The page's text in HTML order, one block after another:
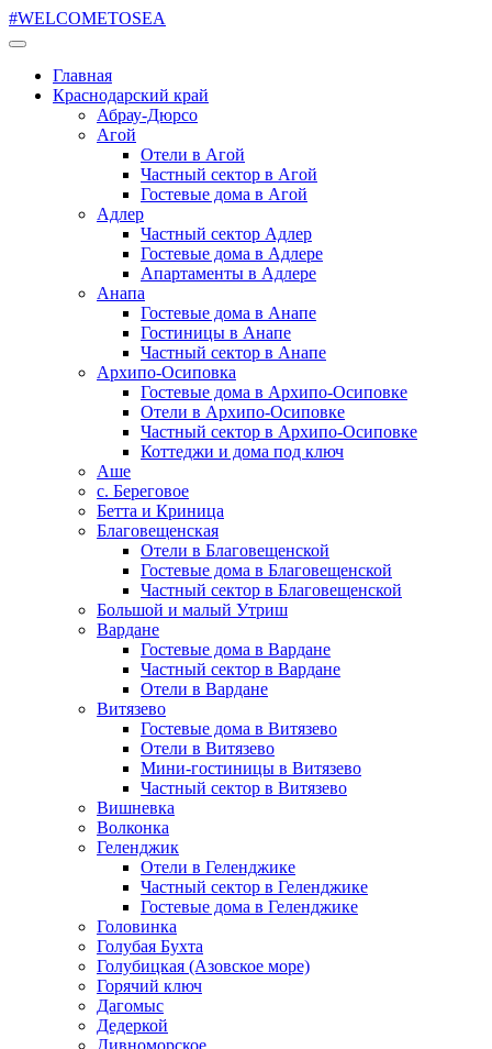
#WELCOMETOSEA
Главная
Краснодарский край
Абрау-Дюрсо
Агой
Отели в Агой
Частный сектор в Агой
Гостевые дома в Агой
Адлер
Частный сектор Адлер
Гостевые дома в Адлере
Апартаменты в Адлере
Анапа
Гостевые дома в Анапе
Гостиницы в Анапе
Частный сектор в Анапе
Архипо-Осиповка
Гостевые дома в Архипо-Осиповке
Отели в Архипо-Осиповке
Частный сектор в Архипо-Осиповке
Коттеджи и дома под ключ
Аше
с. Береговое
Бетта и Криница
Благовещенская
Отели в Благовещенской
Гостевые дома в Благовещенской
Частный сектор в Благовещенской
Большой и малый Утриш
Вардане
Гостевые дома в Вардане
Частный сектор в Вардане
Отели в Вардане
Витязево
Гостевые дома в Витязево
Отели в Витязево
Мини-гостиницы в Витязево
Частный сектор в Витязево
Вишневка
Волконка
Геленджик
Отели в Геленджике
Частный сектор в Геленджике
Гостевые дома в Геленджике
Головинка
Голубая Бухта
Голубицкая (Азовское море)
Горячий ключ
Дагомыс
Дедеркой
Дивноморское